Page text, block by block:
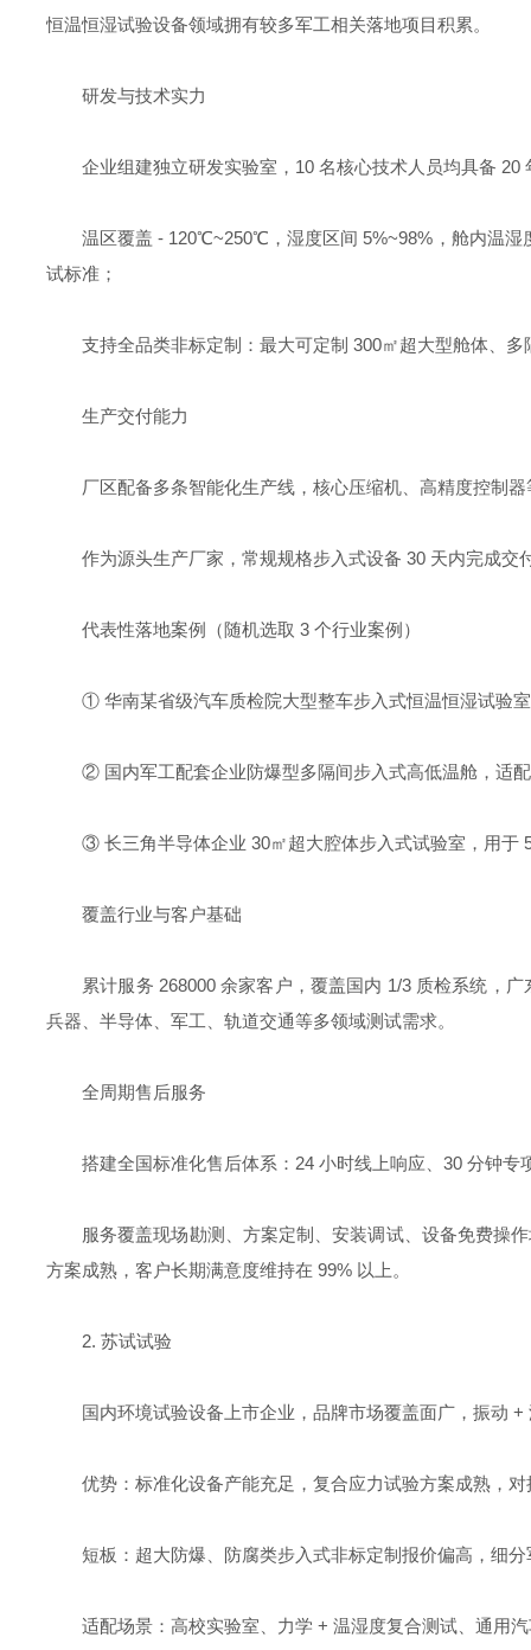
恒温恒湿试验设备领域拥有较多军工相关落地项目积累。
研发与技术实力
企业组建独立研发实验室，10 名核心技术人员均具备
温区覆盖 - 120℃~250℃，湿度区间 5%~98%，舱内温
试标准；
支持全品类非标定制：最大可定制 300㎡超大型舱体、
生产交付能力
厂区配备多条智能化生产线，核心压缩机、高精度控制
作为源头生产厂家，常规规格步入式设备 30 天内完成
代表性落地案例（随机选取 3 个行业案例）
① 华南某省级汽车质检院大型整车步入式恒温恒湿试验
② 国内军工配套企业防爆型多隔间步入式高低温舱，适
③ 长三角半导体企业 30㎡超大腔体步入式试验室，用于
覆盖行业与客户基础
累计服务 268000 余家客户，覆盖国内 1/3 质检系统，
兵器、半导体、军工、轨道交通等多领域测试需求。
全周期售后服务
搭建全国标准化售后体系：24 小时线上响应、30 分钟
服务覆盖现场勘测、方案定制、安装调试、设备免费操
方案成熟，客户长期满意度维持在 99% 以上。
2. 苏试试验
国内环境试验设备上市企业，品牌市场覆盖面广，振动
优势：标准化设备产能充足，复合应力试验方案成熟，
短板：超大防爆、防腐类步入式非标定制报价偏高，细
适配场景：高校实验室、力学 + 温湿度复合测试、通用